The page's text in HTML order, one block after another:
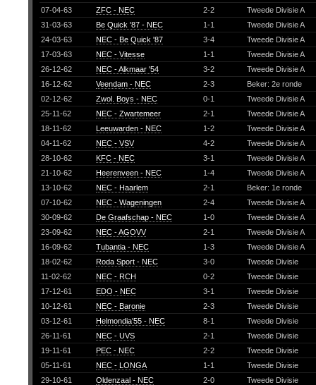
07-04-63
ZFC - NEC 2-2
Tweede Divisie A
31-03-63
Be Quick '87 - NEC 1-1
Tweede Divisie A
24-03-63
NEC - Be Quick '87 3-4
Tweede Divisie A
17-03-63
NEC - Vitesse 1-1
Tweede Divisie A
26-12-62
NEC - Alkmaar '54 3-2
Tweede Divisie A
16-12-62
Veendam - NEC 2-3
Beker: 2e ronde
02-12-62
Zwol. Boys - NEC 0-1
Tweede Divisie A
25-11-62
NEC - Zwartemeer 2-1
Tweede Divisie A
18-11-62
Leeuwarden - NEC 1-2
Tweede Divisie A
04-11-62
NEC - VSV 4-2
Tweede Divisie A
28-10-62
KFC - NEC 3-1
Tweede Divisie A
21-10-62
Heerenveen - NEC 1-4
Tweede Divisie A
13-10-62
NEC - Haarlem 2-1
Beker: 1e ronde
07-10-62
NEC - Wageningen 2-4
Tweede Divisie A
30-09-62
De Graafschap - NEC 1-0
Tweede Divisie A
23-09-62
NEC - AGOVV 2-1
Tweede Divisie A
16-09-62
Tubantia - NEC 1-3
Tweede Divisie A
18-02-62
Roda Sport - NEC 3-0
Tweede Divisie
11-02-62
NEC - RCH 0-2
Tweede Divisie
17-12-61
EDO - NEC 3-1
Tweede Divisie
10-12-61
NEC - Baronie 2-3
Tweede Divisie
03-12-61
Helmondia'55 - NEC 8-1
Tweede Divisie
26-11-61
NEC - UVS 2-1
Tweede Divisie
19-11-61
PEC - NEC 2-2
Tweede Divisie
05-11-61
NEC - LONGA 1-1
Tweede Divisie
29-10-61
Oldenzaal - NEC 2-0
Tweede Divisie